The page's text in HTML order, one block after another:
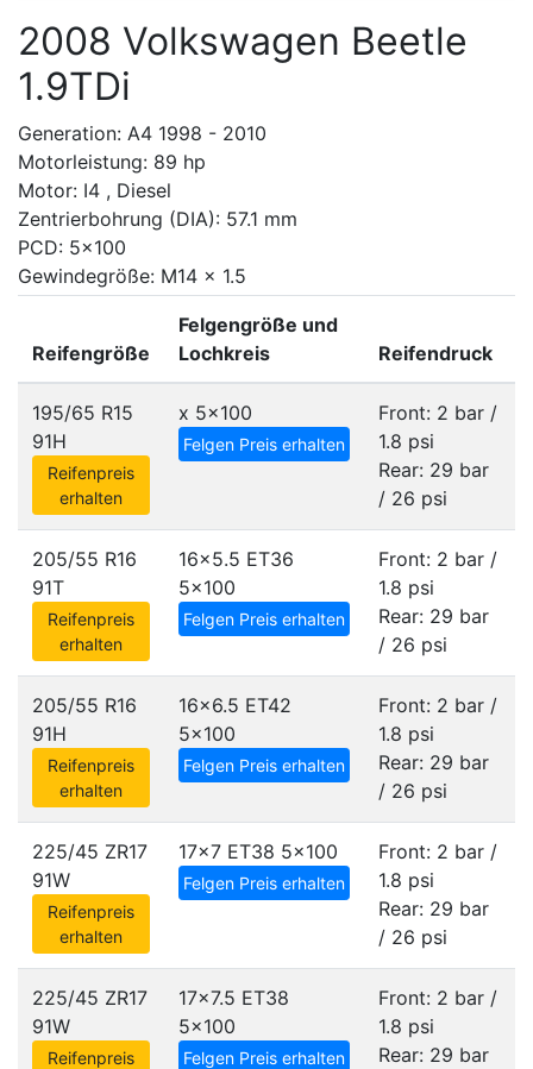
2008 Volkswagen Beetle
1.9TDi
Generation: A4 1998 - 2010
Motorleistung: 89 hp
Motor: I4 , Diesel
Zentrierbohrung (DIA): 57.1 mm
PCD: 5x100
Gewindegröße: M14 x 1.5
Reifengröße
Felgengröße und
Lochkreis
Reifendruck
195/65 R15
91H
Reifenpreis
erhalten
x 5x100
Felgen Preis erhalten
Front: 2 bar /
1.8 psi
Rear: 29 bar
/ 26 psi
205/55 R16
91T
Reifenpreis
erhalten
16x5.5 ET36
5x100
Felgen Preis erhalten
Front: 2 bar /
1.8 psi
Rear: 29 bar
/ 26 psi
205/55 R16
91H
Reifenpreis
erhalten
16x6.5 ET42
5x100
Felgen Preis erhalten
Front: 2 bar /
1.8 psi
Rear: 29 bar
/ 26 psi
225/45 ZR17
91W
Reifenpreis
erhalten
17x7 ET38 5x100
Felgen Preis erhalten
Front: 2 bar /
1.8 psi
Rear: 29 bar
/ 26 psi
225/45 ZR17
91W
Reifenpreis
17x7.5 ET38
5x100
Felgen Preis erhalten
Front: 2 bar /
1.8 psi
Rear: 29 bar